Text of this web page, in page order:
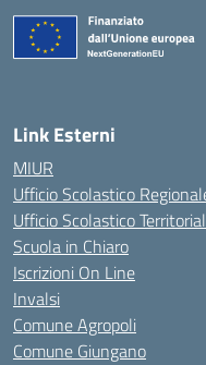
Link Esterni
MIUR
Ufficio Scolastico
Ufficio Scolastico
Scuola in Chiaro
Iscrizioni On Line
Invalsi
Comune Agropoli
Comune Giungano